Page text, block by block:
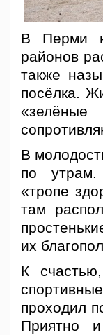
В Перми
районов
также
посёлка.
В
по утрам.
«тропе
там
их
К
проходил
Приятно